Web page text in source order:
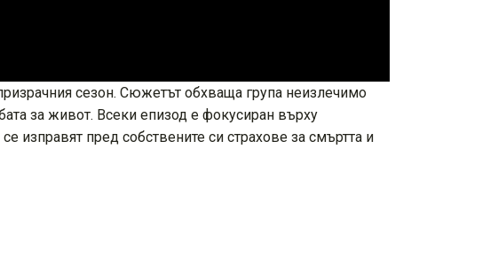
сезон. Сюжетът обхваща група неизлечимо
за живот. Всеки епизод е фокусиран върху
изправят пред собствените си страхове за смъртта и